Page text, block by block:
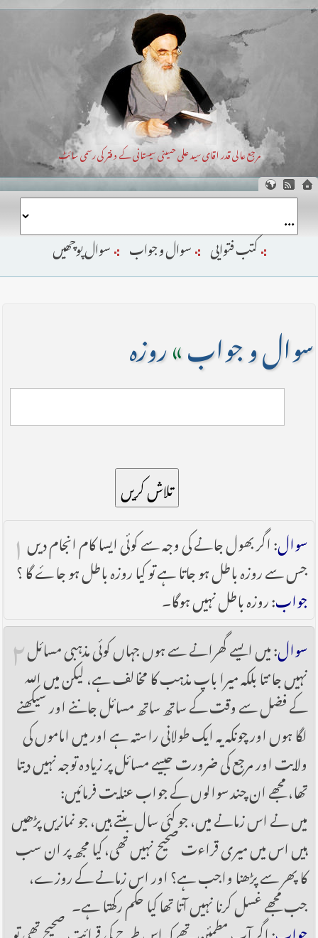
مرجع عالی قدر اقای سید علی حسینی سیستانی کے دفتر کی رسمی سائٹ
کتب فتوایی سوال و جواب سوال پوچھیں
سوال و جواب»روزہ
تلاش کریں
۱ سوال: اگر بھول جانے کی وجہ سے کوئی ایسا کام انجام دیں
جس سے روزہ باطل ہو جاتا ہے تو کیا روزہ باطل ہو جاۓ گا ؟
جواب: روزہ باطل نہیں ہوگا۔
۲ سوال: میں ایسے گھرانے سے ہوں جہاں کوئی مذہبی مسائل
نہیں جانتا بلکہ میرا باپ مذہب کا مخالف ہے، لیکن میں اللہ
کے فضل سے وقت کے ساتھ ساتھ مسائل جاننے اور سیکھنے
لگا ہوں اور چونکہ یہ ایک طولانی راستہ ہے اور میں اماموں کی
ولایت اور مرجع کی ضرورت جیسے مسائل پر زیادہ توجہ نہیں دیتا
تھا، مجھے ان چند سوالوں کے جواب عنایت فرمائیں:
میں نے اس زمانے میں، جو کئی سال بنتے ہیں، جو نمازیں پڑھیں
ہیں اس میں میری قراءت صحیح نہیں تھی، کیا مجھ پر ان سب
کا پھر سے پڑھنا واجب ہے؟ اور اس زمانے کے روزے،
جب مجھے غسل کرنا نہیں آتا تھا کیا حکم رکھتا ہے۔